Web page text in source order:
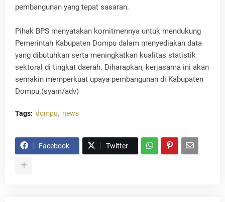
pembangunan yang tepat sasaran.
Pihak BPS menyatakan komitmennya untuk mendukung
Pemerintah Kabupaten Dompu dalam menyediakan data
yang dibutuhkan serta meningkatkan kualitas statistik
sektoral di tingkat daerah. Diharapkan, kerjasama ini akan
semakin memperkuat upaya pembangunan di Kabupaten
Dompu.(syam/adv)
Tags: dompu news
Facebook Twitter